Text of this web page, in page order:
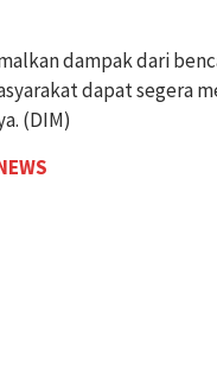
dampak dari
dapat segera
(DIM)